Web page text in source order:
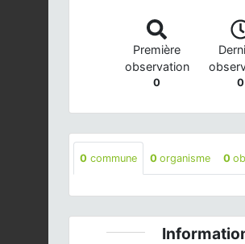
Première
observation
0 0
0 commune 0 organisme 0